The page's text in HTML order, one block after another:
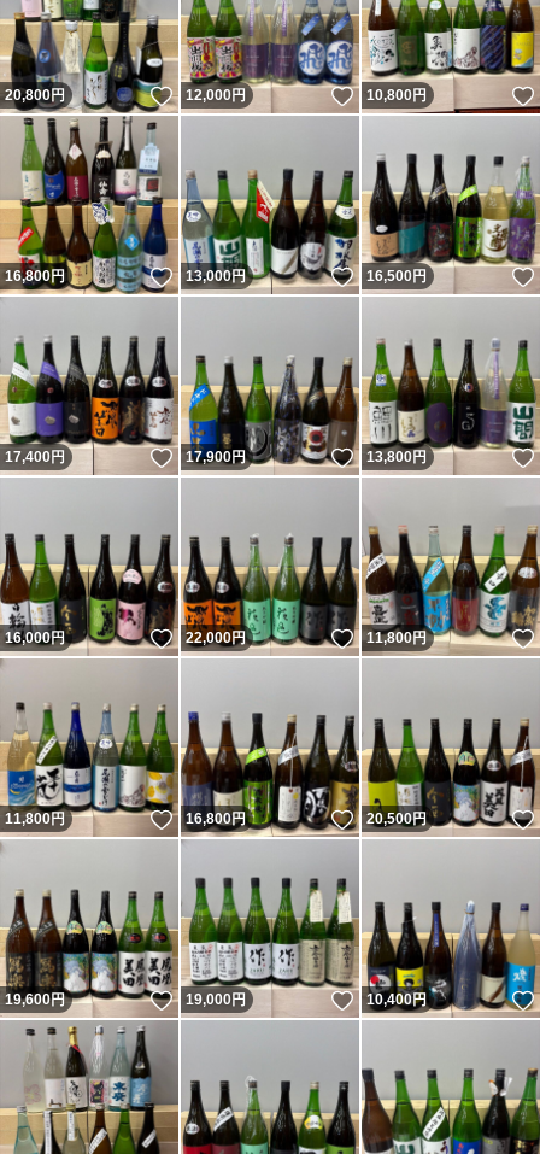
20,800円 いいね！
12,000円 いいね！
10,800円
16,800円 いいね！
13,000円 いいね！
16,500円
17,400円 いいね！
17,900円 いいね！
13,800円
16,000円 いいね！
22,000円 いいね！
11,800円
11,800円 いいね！
16,800円 いいね！
20,500円
19,600円 いいね！
19,000円 いいね！
10,400円